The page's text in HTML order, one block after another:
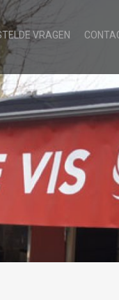
VRAGEN